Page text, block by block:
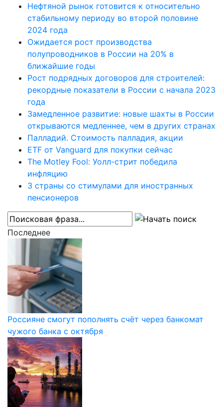
Нефтяной рынок готовится к относительно
стабильному периоду во второй половине
2024 года
Ожидается рост производства
полупроводников в России на 20% в
ближайшие годы
Рост подрядных договоров для строителей:
рекордные показатели в России с начала 2023
года
Замедленное развитие: новые шахты в России
открываются медленнее, чем в других странах
Палладий. Стоимость палладия, акции
ETF от Vanguard для покупки сейчас
The Motley Fool: Уолл-стрит победила
инфляцию
3 страны со стимулами для иностранных
пенсионеров
Последнее
Россияне смогут пополнять счёт через банкомат
чужого банка с октября